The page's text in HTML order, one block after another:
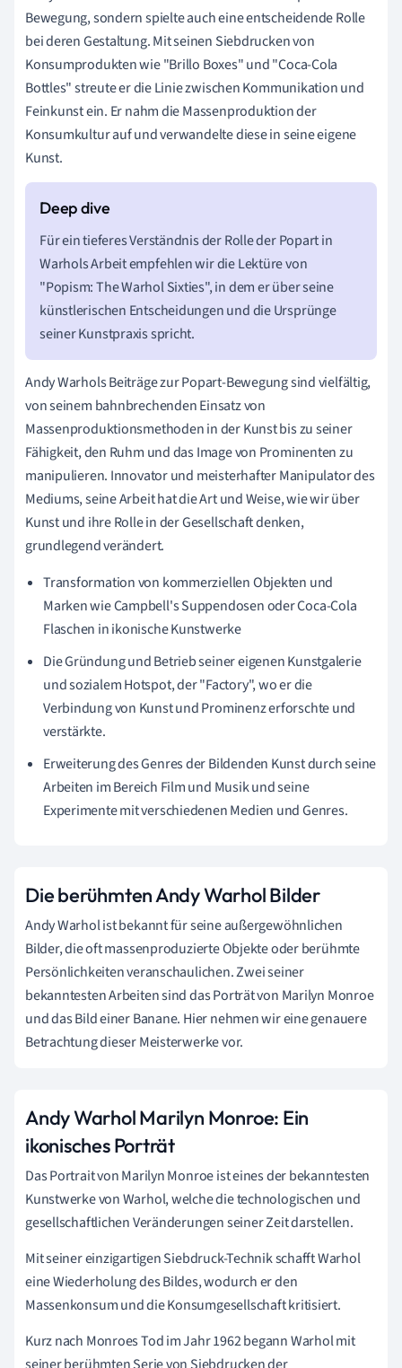
Bewegung, sondern spielte auch eine entscheidende Rolle
bei deren Gestaltung. Mit seinen Siebdrucken von
Konsumprodukten wie "Brillo Boxes" und "Coca-Cola
Bottles" streute er die Linie zwischen Kommunikation und
Feinkunst ein. Er nahm die Massenproduktion der
Konsumkultur auf und verwandelte diese in seine eigene
Kunst.
Für ein tieferes Verständnis der Rolle der Popart in
Warhols Arbeit empfehlen wir die Lektüre von
"Popism: The Warhol Sixties", in dem er über seine
künstlerischen Entscheidungen und die Ursprünge
seiner Kunstpraxis spricht.
Andy Warhols Beiträge zur Popart-Bewegung sind vielfältig,
von seinem bahnbrechenden Einsatz von
Massenproduktionsmethoden in der Kunst bis zu seiner
Fähigkeit, den Ruhm und das Image von Prominenten zu
manipulieren. Innovator und meisterhafter Manipulator des
Mediums, seine Arbeit hat die Art und Weise, wie wir über
Kunst und ihre Rolle in der Gesellschaft denken,
grundlegend verändert.
Transformation von kommerziellen Objekten und
Marken wie Campbell's Suppendosen oder Coca-Cola
Flaschen in ikonische Kunstwerke
Die Gründung und Betrieb seiner eigenen Kunstgalerie
und sozialem Hotspot, der "Factory", wo er die
Verbindung von Kunst und Prominenz erforschte und
verstärkte.
Erweiterung des Genres der Bildenden Kunst durch seine
Arbeiten im Bereich Film und Musik und seine
Experimente mit verschiedenen Medien und Genres.
Die berühmten Andy Warhol Bilder
Andy Warhol ist bekannt für seine außergewöhnlichen
Bilder, die oft massenproduzierte Objekte oder berühmte
Persönlichkeiten veranschaulichen. Zwei seiner
bekanntesten Arbeiten sind das Porträt von Marilyn Monroe
und das Bild einer Banane. Hier nehmen wir eine genauere
Betrachtung dieser Meisterwerke vor.
Andy Warhol Marilyn Monroe: Ein
ikonisches Porträt
Das Portrait von Marilyn Monroe ist eines der bekanntesten
Kunstwerke von Warhol, welche die technologischen und
gesellschaftlichen Veränderungen seiner Zeit darstellen.
Mit seiner einzigartigen Siebdruck-Technik schafft Warhol
eine Wiederholung des Bildes, wodurch er den
Massenkonsum und die Konsumgesellschaft kritisiert.
Kurz nach Monroes Tod im Jahr 1962 begann Warhol mit
seiner berühmten Serie von Siebdrucken der